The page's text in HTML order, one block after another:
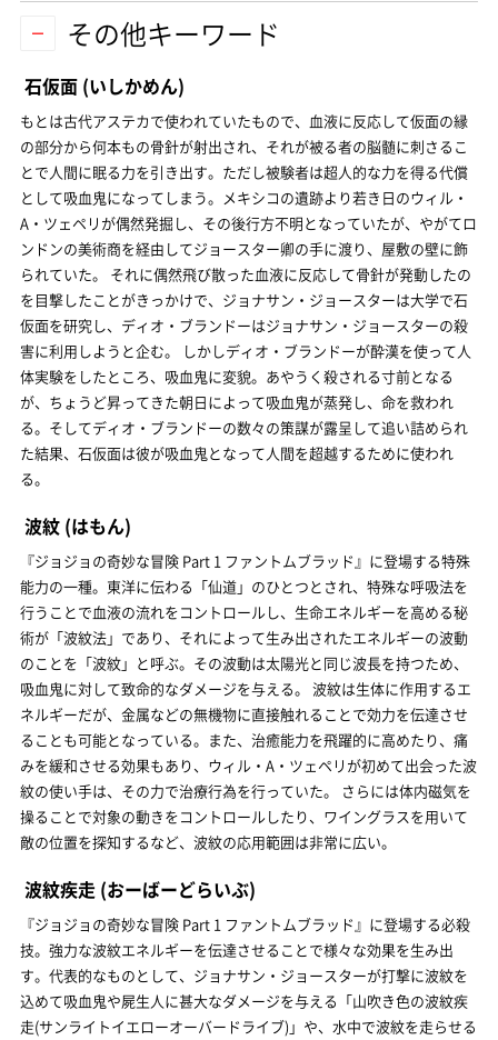
その他キーワード
石仮面 (いしかめん)
もとは古代アステカで使われていたもので、血液に反応して仮面の縁
の部分から何本もの骨針が射出され、それが被る者の脳髄に刺さるこ
とで人間に眠る力を引き出す。ただし被験者は超人的な力を得る代償
として吸血鬼になってしまう。メキシコの遺跡より若き日のウィル・
A・ツェペリが偶然発掘し、その後行方不明となっていたが、やがてロ
ンドンの美術商を経由してジョースター卿の手に渡り、屋敷の壁に飾
られていた。 それに偶然飛び散った血液に反応して骨針が発動したの
を目撃したことがきっかけで、ジョナサン・ジョースターは大学で石
仮面を研究し、ディオ・ブランドーはジョナサン・ジョースターの殺
害に利用しようと企む。 しかしディオ・ブランドーが酔漢を使って人
体実験をしたところ、吸血鬼に変貌。あやうく殺される寸前となる
が、ちょうど昇ってきた朝日によって吸血鬼が蒸発し、命を救われ
る。そしてディオ・ブランドーの数々の策謀が露呈して追い詰められ
た結果、石仮面は彼が吸血鬼となって人間を超越するために使われ
る。
波紋 (はもん)
『ジョジョの奇妙な冒険 Part 1 ファントムブラッド』に登場する特殊
能力の一種。東洋に伝わる「仙道」のひとつとされ、特殊な呼吸法を
行うことで血液の流れをコントロールし、生命エネルギーを高める秘
術が「波紋法」であり、それによって生み出されたエネルギーの波動
のことを「波紋」と呼ぶ。その波動は太陽光と同じ波長を持つため、
吸血鬼に対して致命的なダメージを与える。 波紋は生体に作用するエ
ネルギーだが、金属などの無機物に直接触れることで効力を伝達させ
ることも可能となっている。また、治癒能力を飛躍的に高めたり、痛
みを緩和させる効果もあり、ウィル・A・ツェペリが初めて出会った波
紋の使い手は、その力で治療行為を行っていた。 さらには体内磁気を
操ることで対象の動きをコントロールしたり、ワイングラスを用いて
敵の位置を探知するなど、波紋の応用範囲は非常に広い。
波紋疾走 (おーばーどらいぶ)
『ジョジョの奇妙な冒険 Part 1 ファントムブラッド』に登場する必殺
技。強力な波紋エネルギーを伝達させることで様々な効果を生み出
す。代表的なものとして、ジョナサン・ジョースターが打撃に波紋を
込めて吸血鬼や屍生人に甚大なダメージを与える「山吹き色の波紋疾
走(サンライトイエローオーバードライブ)」や、水中で波紋を走らせる